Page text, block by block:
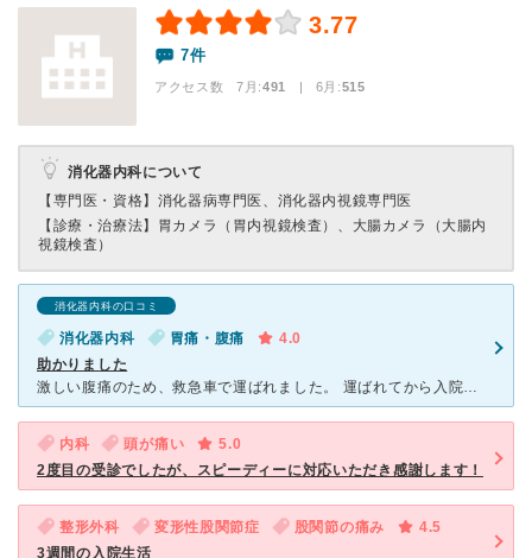
3.77
7件
アクセス数 7月:491 | 6月:515
消化器内科について
【専門医・資格】 消化器病専門医、消化器内視鏡専門医
【診療・治療法】 胃カメラ（胃内視鏡検査）、大腸カメラ（大腸内
視鏡検査）
消化器内科の口コミ
消化器内科 胃痛・腹痛
4.0
助かりました
激しい腹痛のため、救急車で運ばれました。 運ばれてから入院まで、担当の先生が細かく診察してくれました。翌日には家族と私に丁寧に症状の説明をしてくれました。入院中も回診の時には、症状の回復程度について
内科 頭が痛い
5.0
2度目の受診でしたが、スピーディーに対応いただき感謝します！
整形外科 変形性股関節症 股関節の痛み
4.5
3週間の入院生活